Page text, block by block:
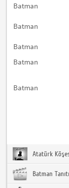
Batman
Batman
Batman
Batman
Batman
Atatürk
Batman